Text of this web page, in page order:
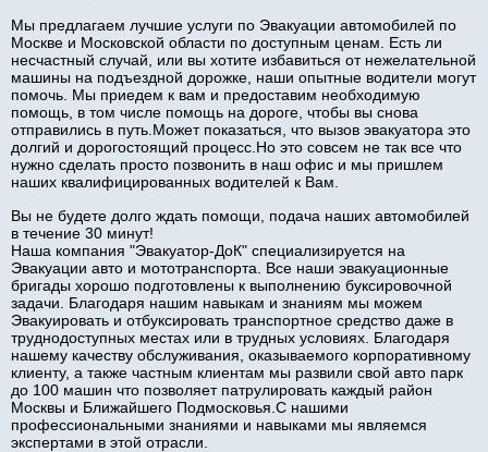
Мы предлагаем лучшие услуги по Эвакуации автомобилей по
Москве и Московской области по доступным ценам. Есть ли
несчастный случай, или вы хотите избавиться от нежелательной
машины на подъездной дорожке, наши опытные водители могут
помочь. Мы приедем к вам и предоставим необходимую
помощь, в том числе помощь на дороге, чтобы вы снова
отправились в путь.Может показаться, что вызов эвакуатора это
долгий и дорогостоящий процесс.Но это совсем не так все что
нужно сделать просто позвонить в наш офис и мы пришлем
наших квалифицированных водителей к Вам.
Вы не будете долго ждать помощи, подача наших автомобилей
в течение 30 минут!
Наша компания "Эвакуатор-ДоК" специализируется на
Эвакуации авто и мототранспорта. Все наши эвакуационные
бригады хорошо подготовлены к выполнению буксировочной
задачи. Благодаря нашим навыкам и знаниям мы можем
Эвакуировать и отбуксировать транспортное средство даже в
труднодоступных местах или в трудных условиях. Благодаря
нашему качеству обслуживания, оказываемого корпоративному
клиенту, а также частным клиентам мы развили свой авто парк
до 100 машин что позволяет патрулировать каждый район
Москвы и Ближайшего Подмосковья.С нашими
профессиональными знаниями и навыками мы являемся
экспертами в этой отрасли.